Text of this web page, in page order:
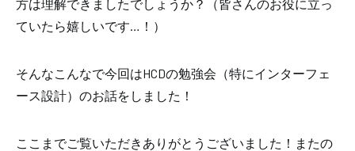
方は理解できましたでしょうか？（皆さんのお役に立っ
ていたら嬉しいです…！）
そんなこんなで今回はHCDの勉強会（特にインターフェ
ース設計）のお話をしました！
ここまでご覧いただきありがとうございました！またの